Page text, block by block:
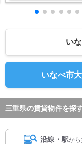
い
いなべ市
三重県の賃貸物件を探
沿線・駅から